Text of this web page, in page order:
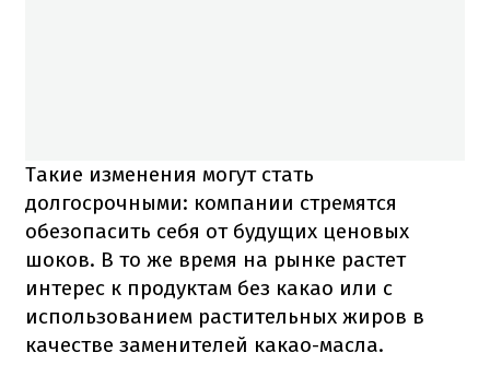
Такие изменения могут стать
долгосрочными: компании стремятся
обезопасить себя от будущих ценовых
шоков. В то же время на рынке растет
интерес к продуктам без какао или с
использованием растительных жиров в
качестве заменителей какао-масла.